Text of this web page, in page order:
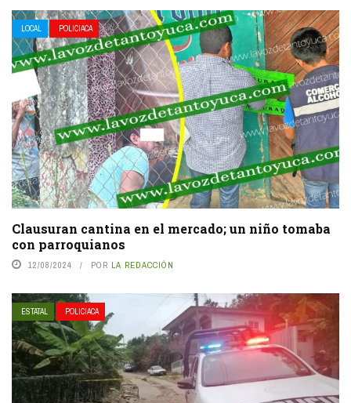
LOCAL POLICIACA
Clausuran cantina en el mercado; un niño tomaba
con parroquianos
12/08/2024 POR LA REDACCIÓN
ESTATAL POLICIACA